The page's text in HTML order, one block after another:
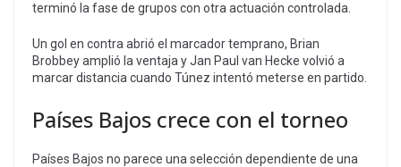
terminó la fase de grupos con otra actuación controlada.
Un gol en contra abrió el marcador temprano, Brian
Brobbey amplió la ventaja y Jan Paul van Hecke volvió a
marcar distancia cuando Túnez intentó meterse en partido.
Países Bajos crece con el torneo
Países Bajos no parece una selección dependiente de una